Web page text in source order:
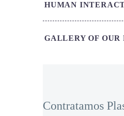
HUMAN
GALLERY OF OUR
Contratamos